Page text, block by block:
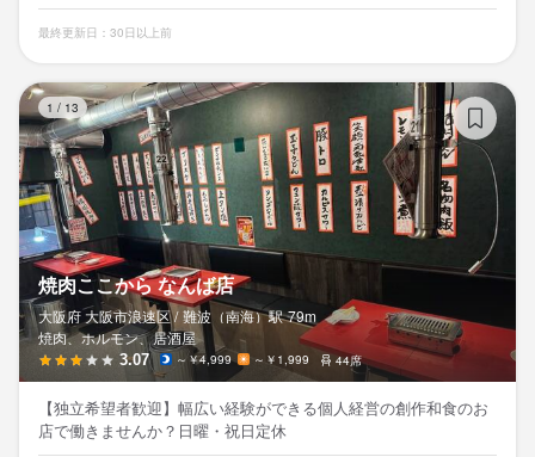
最終更新日：30日以上前
1 / 13
焼肉ここから なんば店
大阪府 大阪市浪速区 / 難波（南海）駅 79m
焼肉、ホルモン、居酒屋
3.07 ～￥4,999 ～￥1,999 44席
【独立希望者歓迎】幅広い経験ができる個人経営の創作和食のお
店で働きませんか？日曜・祝日定休